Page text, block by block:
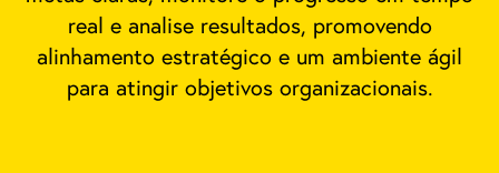
real e analise resultados, promovendo
alinhamento estratégico e um ambiente ágil
para atingir objetivos organizacionais.